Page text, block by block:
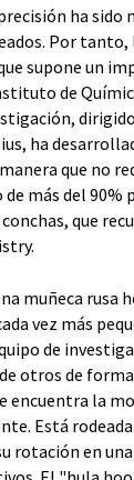
ha sido
Por
supone un
de
ha
que no
más del 90%
que
muñeca rusa
vez más
de
otros de
encuentra la
Está
rotación en